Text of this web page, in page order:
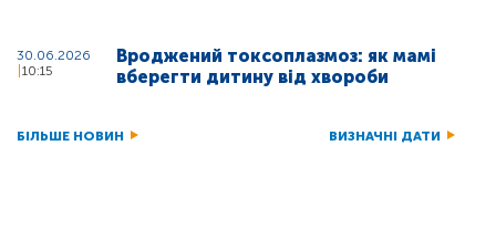
30.06.2026
10:15
Вроджений токсоплазмоз: як мамі
вберегти дитину від хвороби
БІЛЬШЕ НОВИН ВИЗНАЧНІ ДАТИ